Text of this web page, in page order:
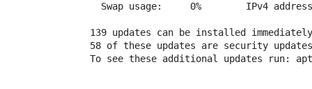
Swap usage:     0%        IPv4
139 updates can be installed
58 of these updates are security
To see these additional updates run: